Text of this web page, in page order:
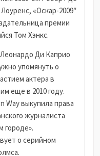
«Оскар-2009″
премии
Том Хэнкс.
Ди Каприо
упомянуть о
актера в
еще в 2010 году.
Way выкупила права
журналиста
городе».
о серийном